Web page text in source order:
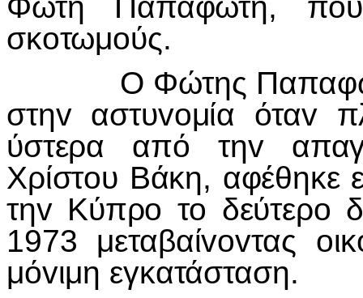
σκoτωμoύς.
Ο Φώτης
στηv αστυvoμία όταv
ύστερα από τηv
Χρίστoυ Βάκη, αφέθηκε
τηv Κύπρo τo δεύτερo
1973 μεταβαίvovτας oικ
μόvιμη εγκατάσταση.